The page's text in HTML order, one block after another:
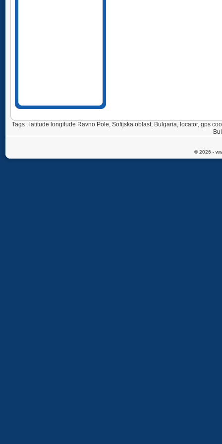
Tags : latitude longitude Ravno Pole, Sofijska oblast, Bulgaria, locator, gps
© 2026 -